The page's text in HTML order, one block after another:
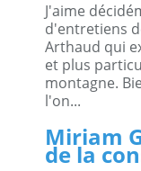
J'aime
d'entretiens
Arthaud qui
et plus
montagne.
l'on...
Miriam
de la